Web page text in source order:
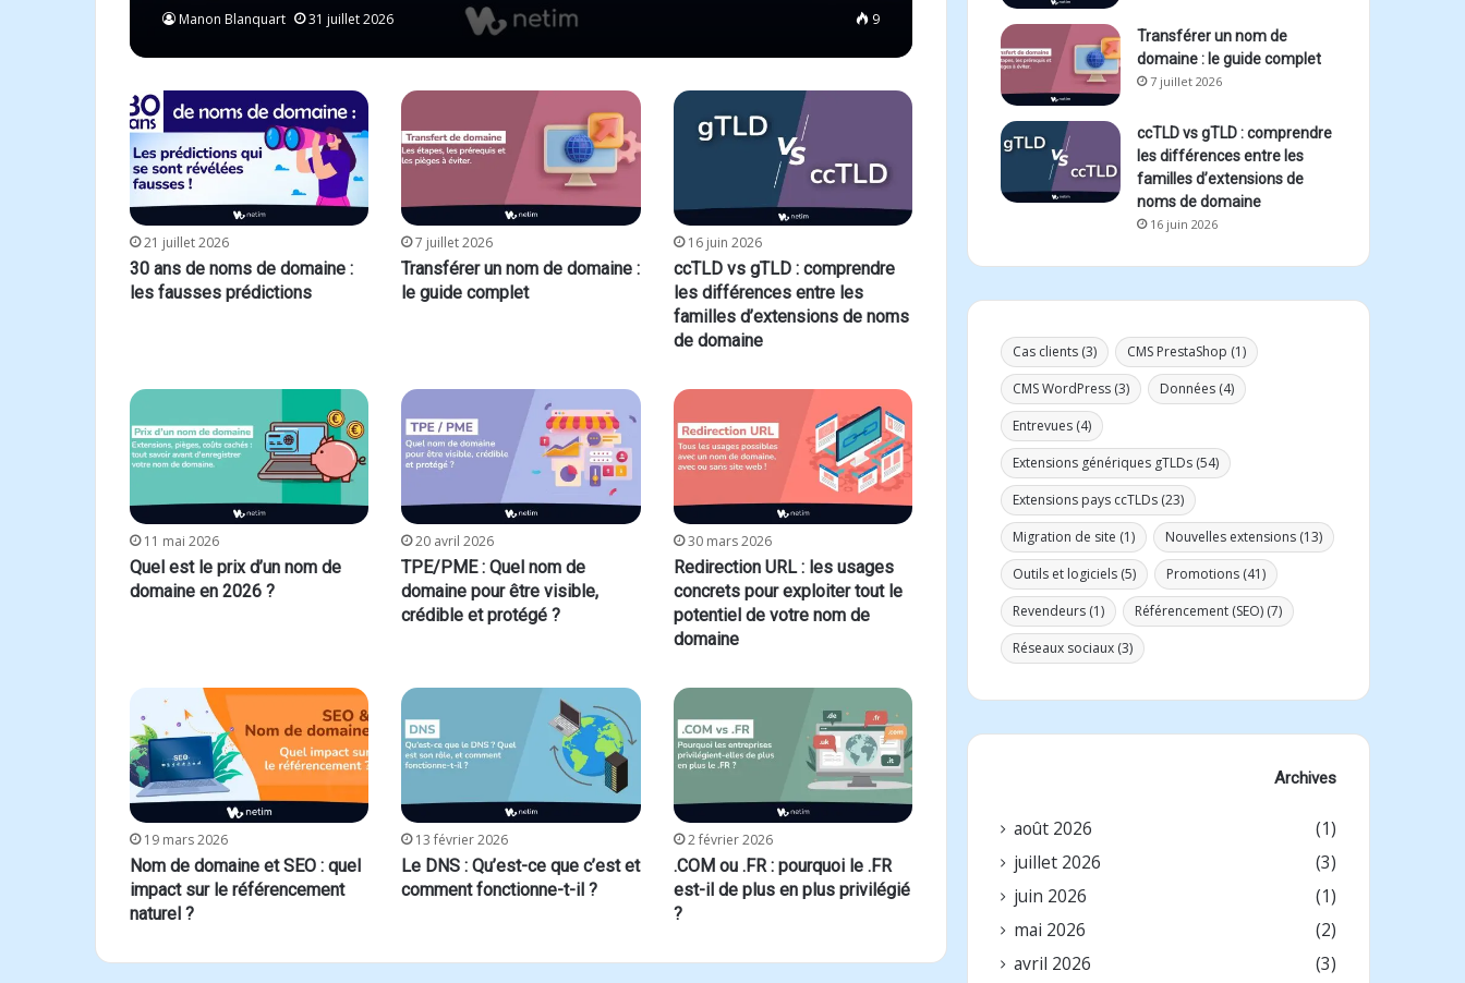
Manon Blanquart 31 juillet 2026 9
21 juillet 2026
30 ans de noms de domaine :
les fausses prédictions
7 juillet 2026
Transférer un nom de domaine :
le guide complet
16 juin 2026
ccTLD vs gTLD : comprendre
les différences entre les
familles d’extensions de noms
de domaine
11 mai 2026
Quel est le prix d’un nom de
domaine en 2026 ?
20 avril 2026
TPE/PME : Quel nom de
domaine pour être visible,
crédible et protégé ?
30 mars 2026
Redirection URL : les usages
concrets pour exploiter tout le
potentiel de votre nom de
domaine
19 mars 2026
Nom de domaine et SEO : quel
impact sur le référencement
naturel ?
13 février 2026
Le DNS : Qu’est-ce que c’est et
comment fonctionne-t-il ?
2 février 2026
.COM ou .FR : pourquoi le .FR
est-il de plus en plus privilégié
?
Transférer un nom de
domaine : le guide complet
7 juillet 2026
ccTLD vs gTLD : comprendre
les différences entre les
familles d’extensions de
noms de domaine
16 juin 2026
Cas clients (3) CMS PrestaShop (1)
CMS WordPress (3) Données (4)
Entrevues (4)
Extensions génériques gTLDs (54)
Extensions pays ccTLDs (23)
Migration de site (1) Nouvelles extensions (13)
Outils et logiciels (5) Promotions (41)
Revendeurs (1) Référencement (SEO) (7)
Réseaux sociaux (3)
Archives
août 2026
(1)
juillet 2026
(3)
juin 2026
(1)
mai 2026
(2)
avril 2026
(3)